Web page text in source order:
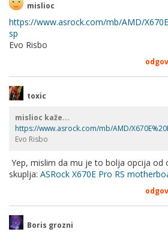
mislioc
https://www.asrock.com/mb/AMD/
sp
Evo Risbo
toxic
mislioc kaže...
https://www.asrock.com/mb/AMD/
Evo Risbo
Yep, mislim da mu je to bolja opcija od
skuplja: ASRock X670E Pro RS
Boris grozni